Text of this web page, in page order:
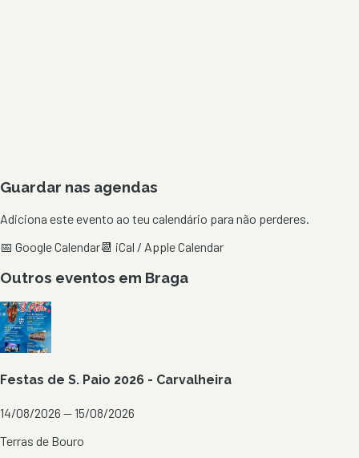
Guardar nas agendas
Adiciona este evento ao teu calendário para não perderes.
📅 Google Calendar📆 iCal / Apple Calendar
Outros eventos em Braga
Festas de S. Paio 2026 - Carvalheira
14/08/2026 — 15/08/2026
Terras de Bouro